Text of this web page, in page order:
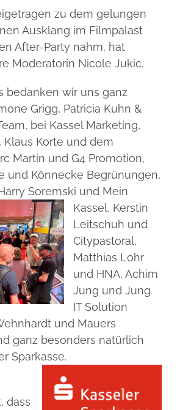
zu dem gelungen
Ausklang im Filmpalast
After-Party nahm, hat
Moderatorin Nicole Jukic.
bedanken wir uns ganz
Grigg, Patricia Kuhn &
bei Kassel Marketing,
Klaus Korte und dem
Martin und G4 Promotion,
und Könnecke Begrünungen,
Soremski und Mein
Kassel, Kerstin
Leitschuh und
Citypastoral,
Matthias Lohr
und HNA, Achim
Jung und Jung
IT Solution
und Mauers
ganz besonders natürlich
Sparkasse.
dass